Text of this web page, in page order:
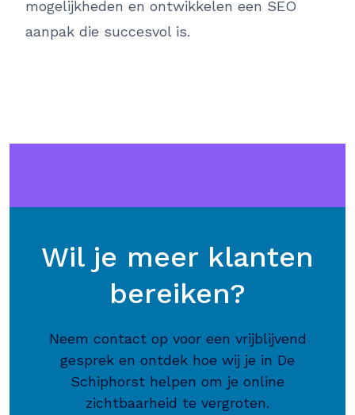
mogelijkheden en ontwikkelen een SEO
aanpak die succesvol is.
Wil je meer klanten
bereiken?
Neem contact op voor een vrijblijvend
gesprek en ontdek hoe wij je in De
Schiphorst helpen om je online
zichtbaarheid te vergroten.